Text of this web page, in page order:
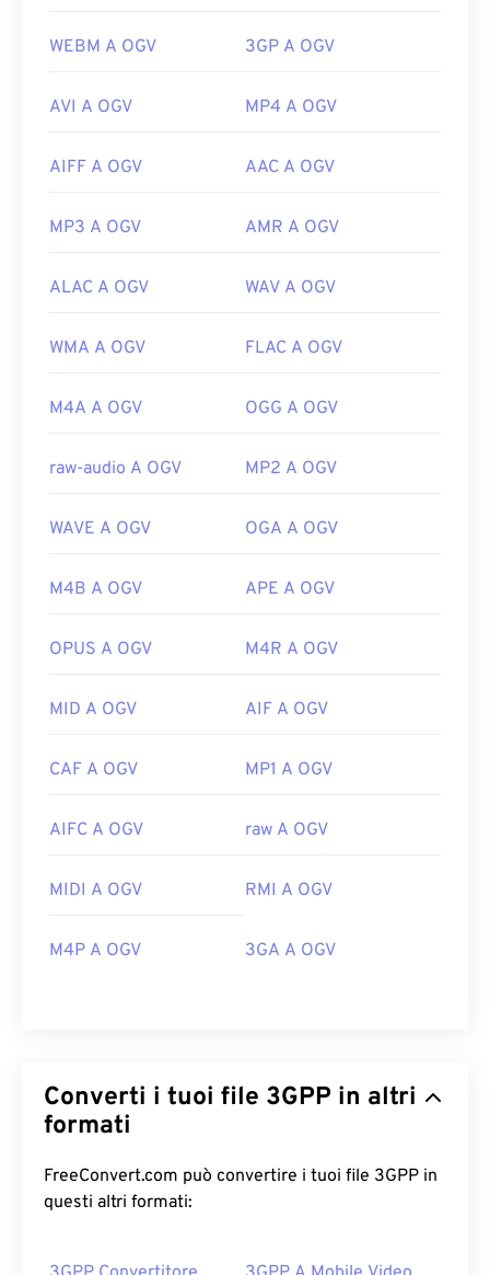
WEBM A OGV 3GP A OGV
AVI A OGV MP4 A OGV
AIFF A OGV AAC A OGV
MP3 A OGV AMR A OGV
ALAC A OGV WAV A OGV
WMA A OGV FLAC A OGV
M4A A OGV OGG A OGV
raw-audio A OGV MP2 A OGV
WAVE A OGV OGA A OGV
M4B A OGV APE A OGV
OPUS A OGV M4R A OGV
MID A OGV AIF A OGV
CAF A OGV MP1 A OGV
AIFC A OGV raw A OGV
MIDI A OGV RMI A OGV
M4P A OGV 3GA A OGV
Converti i tuoi file 3GPP in altri
formati
FreeConvert.com può convertire i tuoi file 3GPP in
questi altri formati: